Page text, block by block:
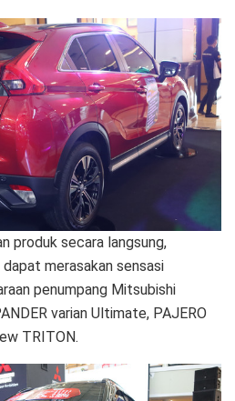
produk secara langsung,
merasakan sensasi
penumpang Mitsubishi
varian Ultimate, PAJERO
TRITON.